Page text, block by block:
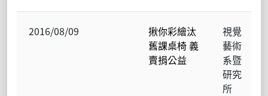
2016/08/09
揪你彩繪汰
舊課桌椅 義
賣捐公益
視覺
藝術
系暨
研究
所